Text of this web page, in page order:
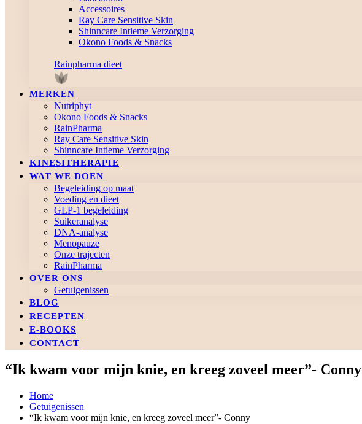
Accessoires
Ray Care Sensitive Skin
Shinncare Intieme Verzorging
Okono Foods & Snacks
Rainpharma dieet
MERKEN
Nutriphyt
Okono Foods & Snacks
RainPharma
Ray Care Sensitive Skin
Shinncare Intieme Verzorging
KINESITHERAPIE
WAT WE DOEN
Begeleiding op maat
Voeding en dieet
GLP-1 begeleiding
Suikeranalyse
DNA-analyse
Menopauze
Onze trajecten
RainPharma
OVER ONS
Getuigenissen
BLOG
RECEPTEN
E-BOOKS
CONTACT
“Ik kwam voor mijn knie, en kreeg zoveel meer”- Conny
Home
Getuigenissen
“Ik kwam voor mijn knie, en kreeg zoveel meer”- Conny